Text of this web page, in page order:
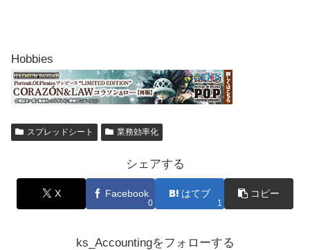
Hobbies
スプレッドシート 業務効率化
シェアする
X Facebook
0
はてブ
1
コピー
ks_Accountingをフォローする